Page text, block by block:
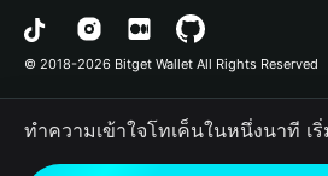
อาชีพ
DApp
RWA
การโอนเป็นชุด
Bitcoin
Polygon
ข้อตกลงในการใช้บริการ
© 2018-2026 Bitget Wallet All Rights Reserved
ทำความเข้าใจโทเค็นในหนึ่งนาที เ